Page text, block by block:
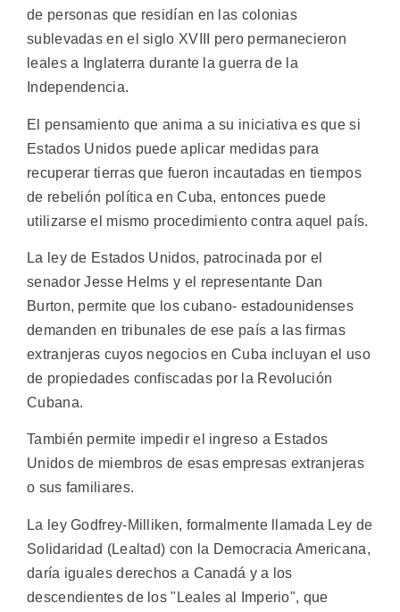
de personas que residían en las colonias
sublevadas en el siglo XVIII pero permanecieron
leales a Inglaterra durante la guerra de la
Independencia.
El pensamiento que anima a su iniciativa es que si
Estados Unidos puede aplicar medidas para
recuperar tierras que fueron incautadas en tiempos
de rebelión política en Cuba, entonces puede
utilizarse el mismo procedimiento contra aquel país.
La ley de Estados Unidos, patrocinada por el
senador Jesse Helms y el representante Dan
Burton, permite que los cubano- estadounidenses
demanden en tribunales de ese país a las firmas
extranjeras cuyos negocios en Cuba incluyan el uso
de propiedades confiscadas por la Revolución
Cubana.
También permite impedir el ingreso a Estados
Unidos de miembros de esas empresas extranjeras
o sus familiares.
La ley Godfrey-Milliken, formalmente llamada Ley de
Solidaridad (Lealtad) con la Democracia Americana,
daría iguales derechos a Canadá y a los
descendientes de los "Leales al Imperio", que